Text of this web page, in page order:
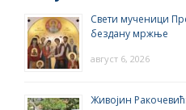
Свети мученици
бездану мржње
август 6, 2026
Живојин